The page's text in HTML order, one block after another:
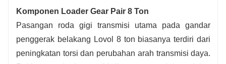
stabilitas dan keandalan transmisi.
4. Penjualan langsung dari pabrik sumber,
menawarkan layanan pemrosesan khusus yang
dipersonalisasi sesuai dengan persyaratan
Komponen Loader Gear Pair 8 Ton
Pasangan roda gigi transmisi utama pada gandar
penggerak belakang Lovol 8 ton biasanya terdiri dari
peningkatan torsi dan perubahan arah transmisi daya.